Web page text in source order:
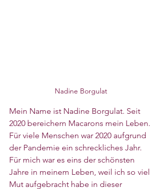
Nadine Borgulat
Mein Name ist Nadine Borgulat. Seit
2020 bereichern Macarons mein Leben.
Für viele Menschen war 2020 aufgrund
der Pandemie ein schreckliches Jahr.
Für mich war es eins der schönsten
Jahre in meinem Leben, weil ich so viel
Mut aufgebracht habe in dieser